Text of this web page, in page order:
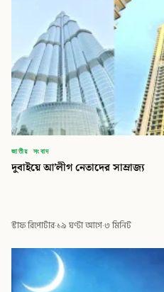
জাতীয় সংবাদ
দুবাইয়ে আ’লীগ নেতাদের সাম্রাজ্য
স্টাফ রিপোর্টার·১৯ ঘণ্টা আগে·৩ মিনিট